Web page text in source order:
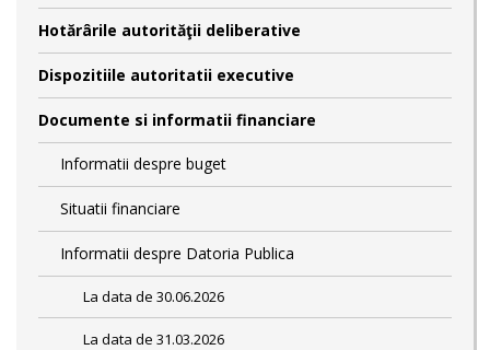
Hotărârile autorităţii deliberative
Dispozitiile autoritatii executive
Documente si informatii financiare
Informatii despre buget
Situatii financiare
Informatii despre Datoria Publica
La data de 30.06.2026
La data de 31.03.2026